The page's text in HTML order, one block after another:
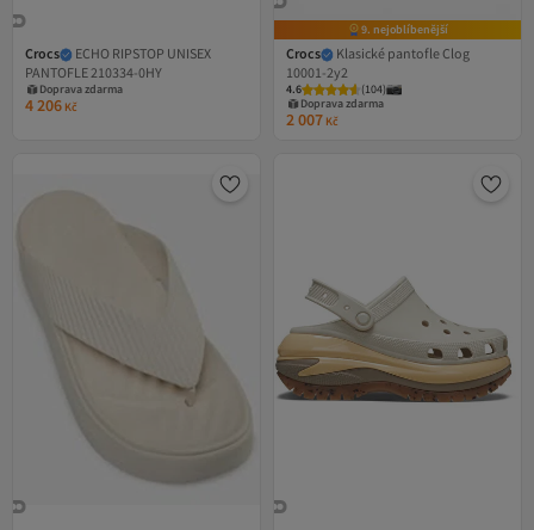
Crocs
ECHO RIPSTOP UNISEX
PANTOFLE 210334-0HY
Doprava zdarma
4 206 Kč
9. nejoblíbenější
Crocs
Klasické pantofle Clog
10001-2y2
4.6 (104)
Doprava zdarma
2 007 Kč